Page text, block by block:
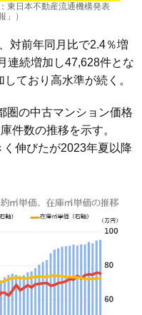
東日本不動産流通機構発表
」）
対前年同月比で2.4％増
連続増加し47,628件とな
ており高水準が続く。
の中古マンション価格
件数の推移を示す。
伸びたが2023年夏以降